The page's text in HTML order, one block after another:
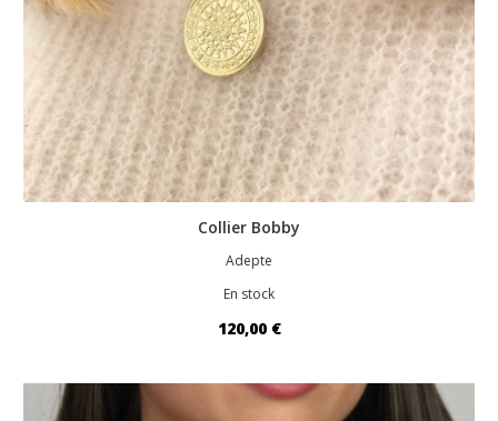
Collier Bobby
Adepte
En stock
120,00 €